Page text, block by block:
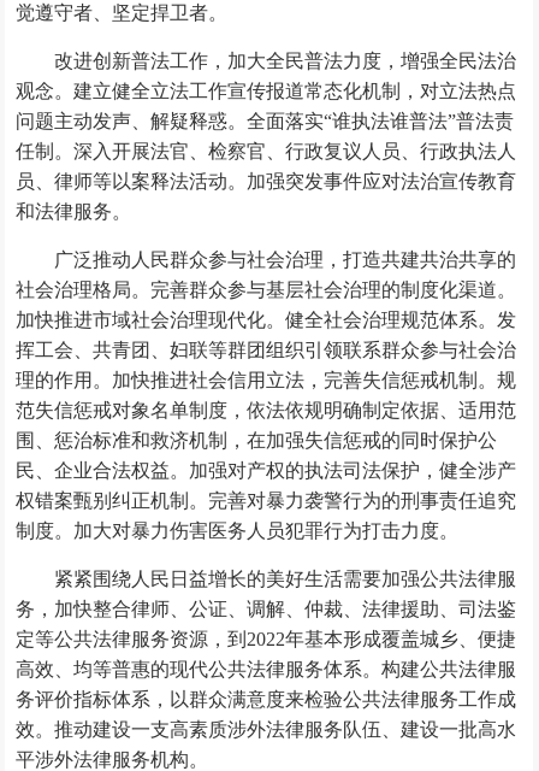
觉遵守者、坚定捍卫者。
改进创新普法工作，加大全民普法力度，增强全民法治
观念。建立健全立法工作宣传报道常态化机制，对立法热点
问题主动发声、解疑释惑。全面落实“谁执法谁普法”普法责
任制。深入开展法官、检察官、行政复议人员、行政执法人
员、律师等以案释法活动。加强突发事件应对法治宣传教育
和法律服务。
广泛推动人民群众参与社会治理，打造共建共治共享的
社会治理格局。完善群众参与基层社会治理的制度化渠道。
加快推进市域社会治理现代化。健全社会治理规范体系。发
挥工会、共青团、妇联等群团组织引领联系群众参与社会治
理的作用。加快推进社会信用立法，完善失信惩戒机制。规
范失信惩戒对象名单制度，依法依规明确制定依据、适用范
围、惩治标准和救济机制，在加强失信惩戒的同时保护公
民、企业合法权益。加强对产权的执法司法保护，健全涉产
权错案甄别纠正机制。完善对暴力袭警行为的刑事责任追究
制度。加大对暴力伤害医务人员犯罪行为打击力度。
紧紧围绕人民日益增长的美好生活需要加强公共法律服
务，加快整合律师、公证、调解、仲裁、法律援助、司法鉴
定等公共法律服务资源，到2022年基本形成覆盖城乡、便捷
高效、均等普惠的现代公共法律服务体系。构建公共法律服
务评价指标体系，以群众满意度来检验公共法律服务工作成
效。推动建设一支高素质涉外法律服务队伍、建设一批高水
平涉外法律服务机构。